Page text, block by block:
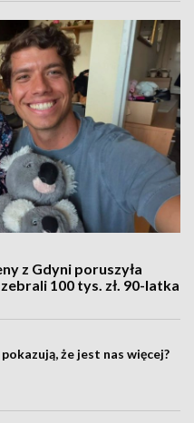
z Gdyni poruszyła
100 tys. zł. 90-latka
pokazują, że jest nas więcej?